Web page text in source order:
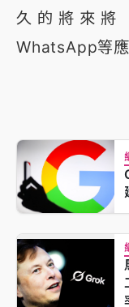
久的將來將
WhatsApp等應